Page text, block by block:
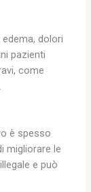
dolori
pazienti
come
è spesso
migliorare le
e può